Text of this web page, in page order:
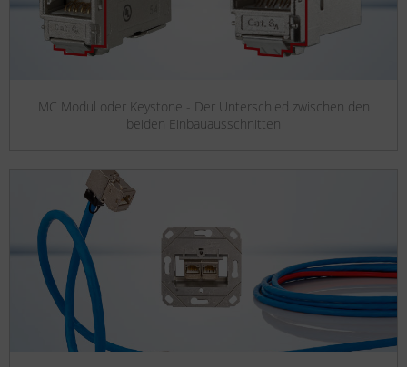
MC Modul oder Keystone - Der Unterschied zwischen den
beiden Einbauausschnitten